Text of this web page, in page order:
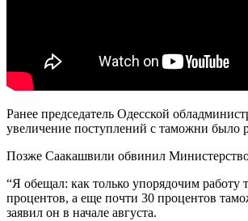
Ранее председатель Одесской
увеличение поступлений с таможни было
Позже Саакашвили обвинил
“Я обещал: как только упорядочим
процентов, а еще почти 30 процентов
заявил он в начале августа.